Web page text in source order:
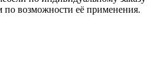
по возможности её применения.